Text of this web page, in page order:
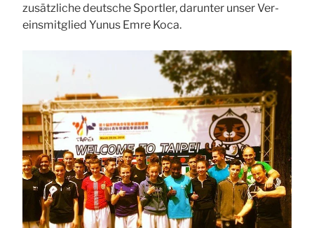
zusätz­li­che deut­sche Sport­ler, dar­un­ter unser Ver­
eins­mit­glied Yunus Emre Koca.